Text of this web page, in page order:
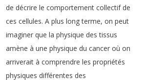
de décrire le comportement collectif de
ces cellules. A plus long terme, on peut
imaginer que la physique des tissus
amène à une physique du cancer où on
arriverait à comprendre les propriétés
physiques différentes des